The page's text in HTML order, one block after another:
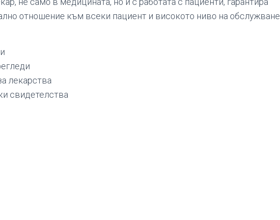
отношение към всеки пациент и високото ниво на обслужване.
лекарства
свидетелства